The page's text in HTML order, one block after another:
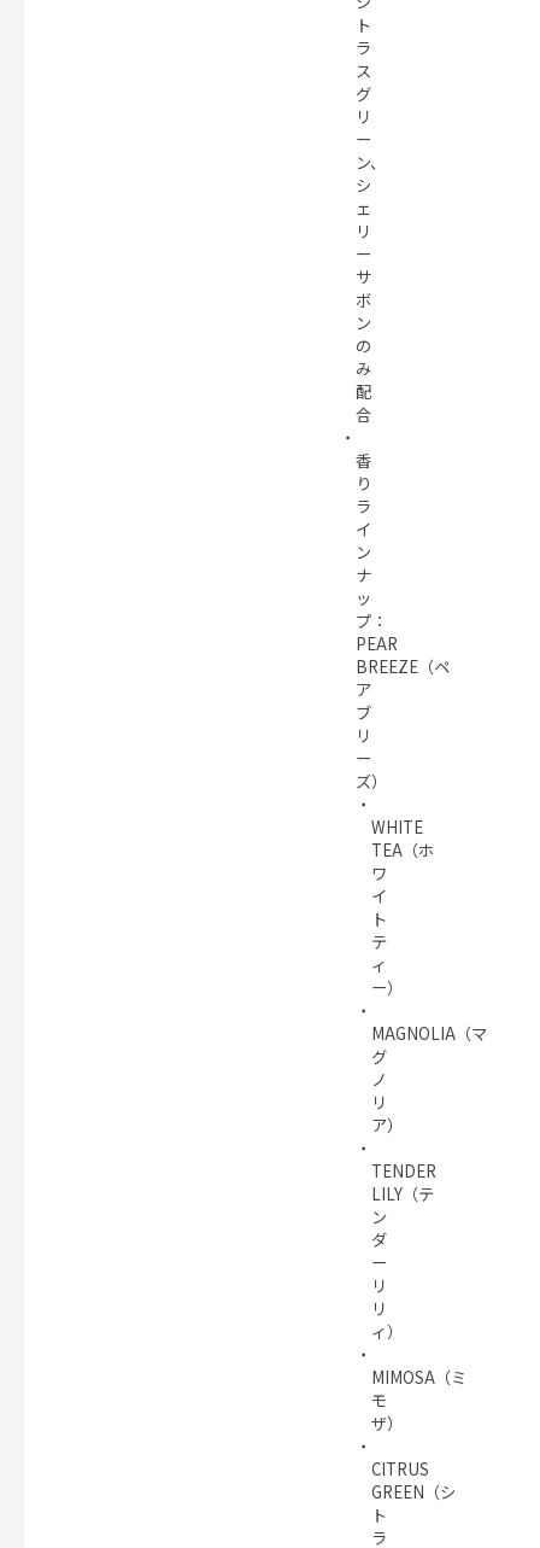
ト
ラ
ス
グ
リ
ー
ン、
シ
ェ
リ
ー
サ
ボ
ン
の
み
配
合
香
り
ラ
イ
ン
ナ
ッ
プ：
PEAR
BREEZE（ペ
ア
ブ
リ
ー
ズ）
WHITE
TEA（ホ
ワ
イ
ト
テ
ィ
ー）
MAGNOLIA（マ
グ
ノ
リ
ア）
TENDER
LILY（テ
ン
ダ
ー
リ
リ
ィ）
MIMOSA（ミ
モ
ザ）
CITRUS
GREEN（シ
ト
ラ